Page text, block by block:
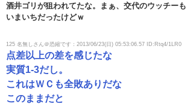
酒井ゴリが狙われてたな。まぁ、交代のウッチーも
いまいちだったけどｗ
125 名無しさん＠恐縮です：2013/06/23(日) 05:53:06.57 ID:Rtq4/1LR0
点差以上の差を感じたな
実質1-3だし。
これはＷＣも全敗ありだな
このままだと